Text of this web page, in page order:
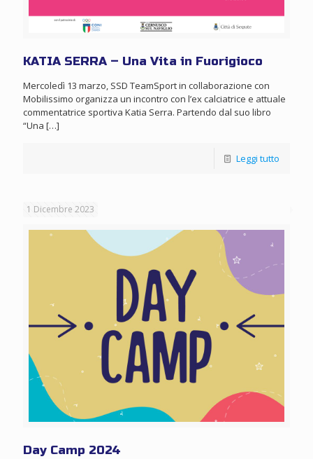
KATIA SERRA – Una Vita in Fuorigioco
Mercoledì 13 marzo, SSD TeamSport in collaborazione con
Mobilissimo organizza un incontro con l’ex calciatrice e attuale
commentatrice sportiva Katia Serra. Partendo dal suo libro
“Una […]
Leggi tutto
1 Dicembre 2023
Day Camp 2024